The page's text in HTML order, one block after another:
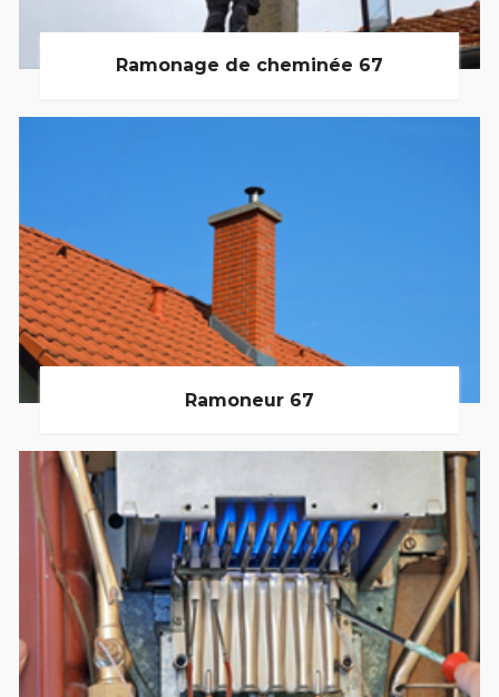
Ramonage de cheminée 67
Ramoneur 67